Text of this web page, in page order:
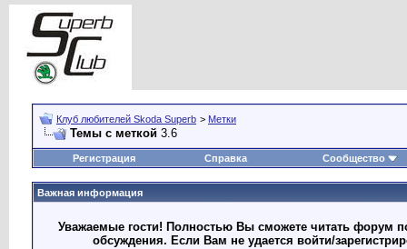
Клуб любителей Skoda Superb > Метки
Темы с меткой 3.6
Регистрация Справка Сообщество
Важная информация
Уважаемые гости! Полностью Вы сможете читать форум
обсуждения. Если Вам не удается войти/